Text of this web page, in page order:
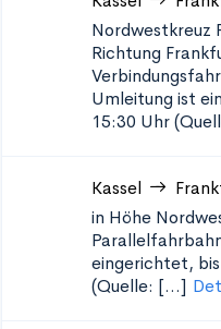
Nordwestkreuz
Richtung
Umleitung ist
15:30 Uhr
Kassel
in Höhe
eingerichtet,
(Quelle: [...]